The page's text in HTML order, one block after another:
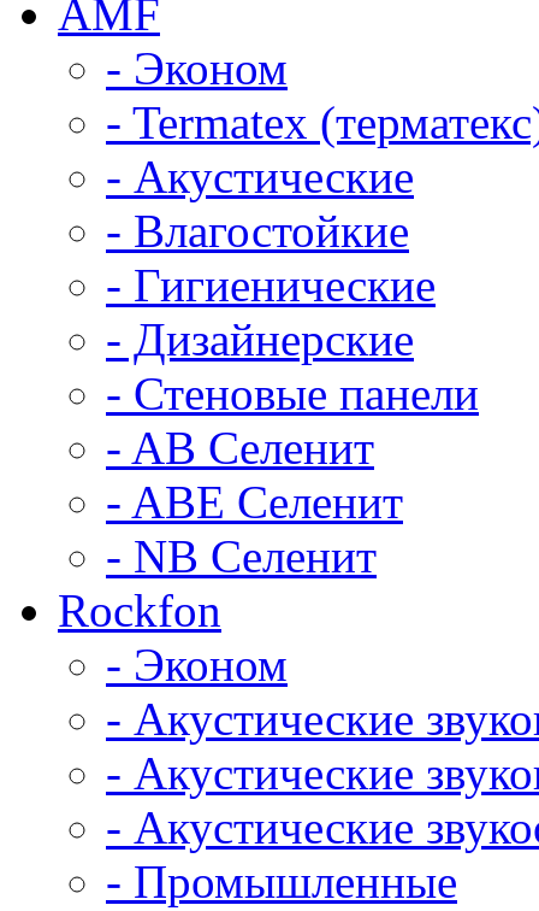
AMF
- Эконом
- Termatex
- Акустические
- Влагостойкие
- Гигиенические
- Дизайнерские
- Стеновые панели
- AB Селенит
- ABE Селенит
- NB Селенит
Rockfon
- Эконом
- Акустические
- Акустические
- Акустические
- Промышленные